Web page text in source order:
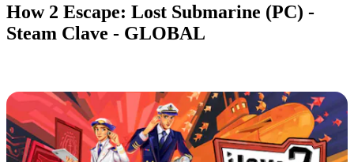
How 2 Escape: Lost Submarine (PC) -
Steam Clave - GLOBAL